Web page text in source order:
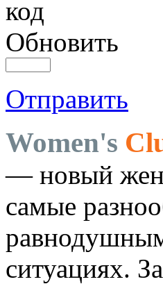
Обновить
Отправить
Women's
— новый
самые
ситуациях.